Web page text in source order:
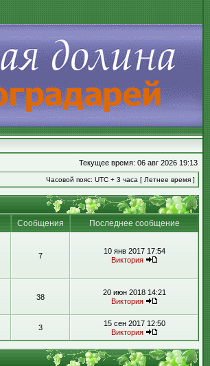
Текущее время: 06 авг 2026 19:13
Часовой пояс: UTC + 3 часа [ Летнее время ]
Сообщения
Последнее сообщение
7
10 янв 2017 17:54
Виктория
38
20 июн 2018 14:21
Виктория
3
15 сен 2017 12:50
Виктория